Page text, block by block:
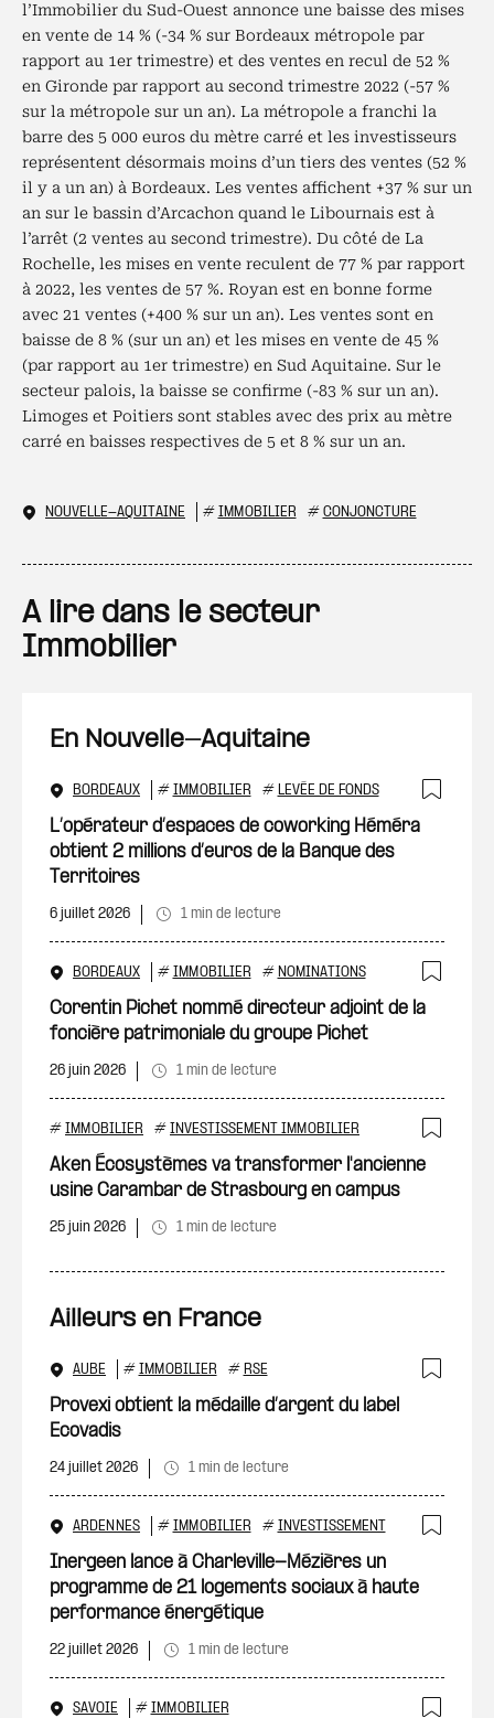
l’Immobilier du Sud-Ouest annonce une baisse des mises
en vente de 14 % (-34 % sur Bordeaux métropole par
rapport au 1er trimestre) et des ventes en recul de 52 %
en Gironde par rapport au second trimestre 2022 (-57 %
sur la métropole sur un an). La métropole a franchi la
barre des 5 000 euros du mètre carré et les investisseurs
représentent désormais moins d’un tiers des ventes (52 %
il y a un an) à Bordeaux. Les ventes affichent +37 % sur un
an sur le bassin d’Arcachon quand le Libournais est à
l’arrêt (2 ventes au second trimestre). Du côté de La
Rochelle, les mises en vente reculent de 77 % par rapport
à 2022, les ventes de 57 %. Royan est en bonne forme
avec 21 ventes (+400 % sur un an). Les ventes sont en
baisse de 8 % (sur un an) et les mises en vente de 45 %
(par rapport au 1er trimestre) en Sud Aquitaine. Sur le
secteur palois, la baisse se confirme (-83 % sur un an).
Limoges et Poitiers sont stables avec des prix au mètre
carré en baisses respectives de 5 et 8 % sur un an.
NOUVELLE-AQUITAINE # IMMOBILIER # CONJONCTURE
A lire dans le secteur
Immobilier
En Nouvelle-Aquitaine
BORDEAUX # IMMOBILIER # LEVÉE DE FONDS
L’opérateur d’espaces de coworking Héméra
obtient 2 millions d’euros de la Banque des
Territoires
6 juillet 2026 1 min de lecture
BORDEAUX # IMMOBILIER # NOMINATIONS
Corentin Pichet nommé directeur adjoint de la
foncière patrimoniale du groupe Pichet
26 juin 2026 1 min de lecture
# IMMOBILIER # INVESTISSEMENT IMMOBILIER
Aken Écosystèmes va transformer l'ancienne
usine Carambar de Strasbourg en campus
25 juin 2026 1 min de lecture
Ailleurs en France
AUBE # IMMOBILIER # RSE
Provexi obtient la médaille d’argent du label
Ecovadis
24 juillet 2026 1 min de lecture
ARDENNES # IMMOBILIER # INVESTISSEMENT
Inergeen lance à Charleville-Mézières un
programme de 21 logements sociaux à haute
performance énergétique
22 juillet 2026 1 min de lecture
SAVOIE # IMMOBILIER